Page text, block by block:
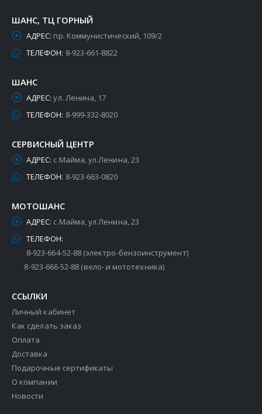
ШАНС, ТЦ ГОРНЫЙ
АДРЕС: пр. Коммунистический, 109/2
ТЕЛЕФОН: 8-923-661-8822
ШАНС
АДРЕС: ул. Ленина, 17
ТЕЛЕФОН: 8-999-332-8020
СЕРВИСНЫЙ ЦЕНТР
АДРЕС: с.Майма, ул.Ленина, 23
ТЕЛЕФОН: 8-923-663-0820
МОТОШАНС
АДРЕС: с.Майма, ул.Ленина, 23
ТЕЛЕФОН:
8-923-664-52-88 (электро-бензоинструмент)
8-923-666-52-88 (вело- и мототехника)
ССЫЛКИ
Личный кабинет
Как сделать заказ
Оплата
Доставка
Подарочные сертификаты
О компании
Новости